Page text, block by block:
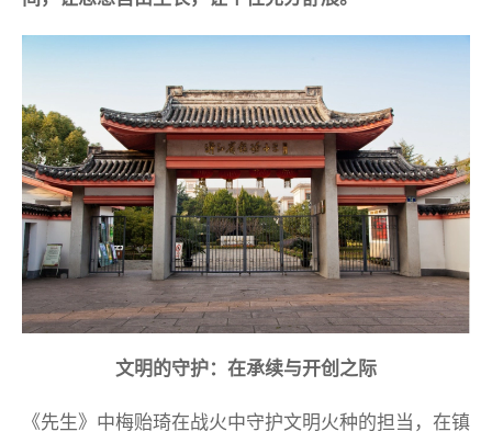
文明的守护：在承续与开创之际
《先生》中梅贻琦在战火中守护文明火种的担当，在镇